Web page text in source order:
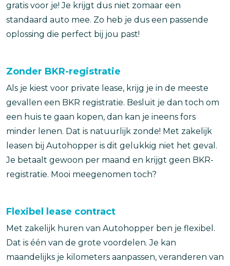
gratis voor je! Je krijgt dus niet zomaar een
standaard auto mee. Zo heb je dus een passende
oplossing die perfect bij jou past!
Zonder BKR-registratie
Als je kiest voor private lease, krijg je in de meeste
gevallen een BKR registratie. Besluit je dan toch om
een huis te gaan kopen, dan kan je ineens fors
minder lenen. Dat is natuurlijk zonde! Met zakelijk
leasen bij Autohopper is dit gelukkig niet het geval.
Je betaalt gewoon per maand en krijgt geen BKR-
registratie. Mooi meegenomen toch?
Flexibel lease contract
Met zakelijk huren van Autohopper ben je flexibel.
Dat is één van de grote voordelen. Je kan
maandelijks je kilometers aanpassen, veranderen van